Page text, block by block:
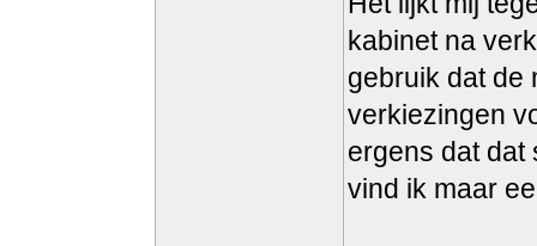
kabinet na
gebruik dat de
verkiezingen
ergens dat dat
vind ik maar